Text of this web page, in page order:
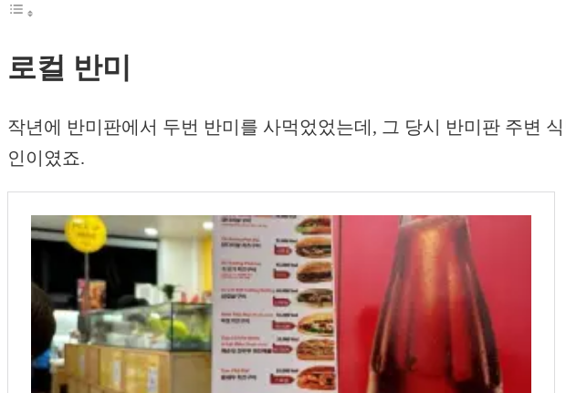
로컬 반미
작년에 반미판에서 두번 반미를 사먹었었는데, 그 당시 반미판 주변
인이였죠.